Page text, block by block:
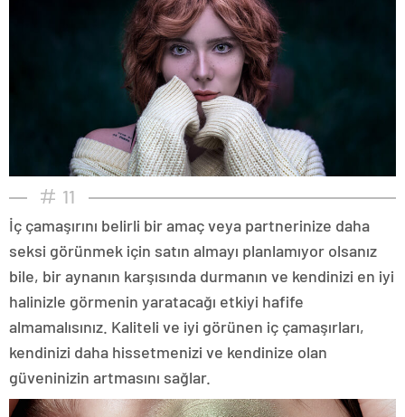
11
İç çamaşırını belirli bir amaç veya partnerinize daha
seksi görünmek için satın almayı planlamıyor olsanız
bile, bir aynanın karşısında durmanın ve kendinizi en iyi
halinizle görmenin yaratacağı etkiyi hafife
almamalısınız. Kaliteli ve iyi görünen iç çamaşırları,
kendinizi daha hissetmenizi ve kendinize olan
güveninizin artmasını sağlar.